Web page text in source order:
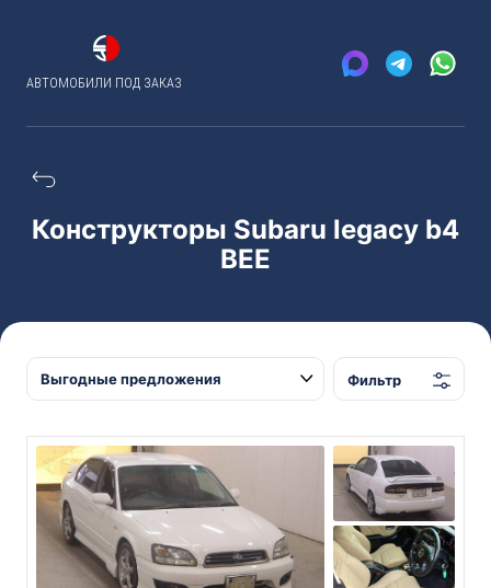
АВТОМОБИЛИ ПОД ЗАКАЗ
Конструкторы Subaru legacy b4
BЕЕ
Фильтр